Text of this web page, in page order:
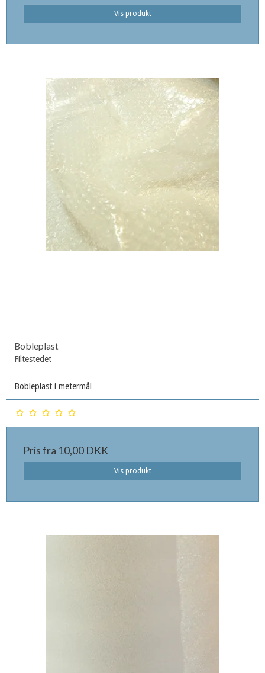
Vis produkt
Bobleplast
Filtestedet
Bobleplast i metermål
Pris fra 10,00 DKK
Vis produkt